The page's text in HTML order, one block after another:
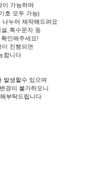
가능하며
호 모두 가능)
누어 제작해드려요
, 특수문자 등
인해주세요!
진행되면
합니다
발생할수 있으며
경이 불가하오니
부탁드립니다